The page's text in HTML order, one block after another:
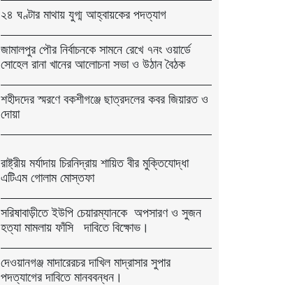
২৪ ঘণ্টার মাথায় যুগ্ম আহ্বায়কের পদত্যাগ
জামালপুর পৌর নির্বাচনকে সামনে রেখে ৭নং ওয়ার্ডে
সোহেল রানা খানের আলোচনা সভা ও উঠান বৈঠক
শহীদদের স্মরণে বকশীগঞ্জে ছাত্রদলের কবর জিয়ারত ও
দোয়া
রাষ্ট্রীয় মর্যাদায় চিরনিদ্রায় শায়িত বীর মুক্তিযোদ্ধা
এটিএম গোলাম মোস্তফা
সরিষাবাড়ীতে ইউপি চেয়ারম্যানকে অপসারণ ও সুজন
হত্যা মামলায় ফাঁসি দাবিতে বিক্ষোভ।
দেওয়ানগঞ্জ মাদারেরচর দাখিল মাদ্রাসার সুপার
পদত্যাগের দাবিতে মানববন্ধন।